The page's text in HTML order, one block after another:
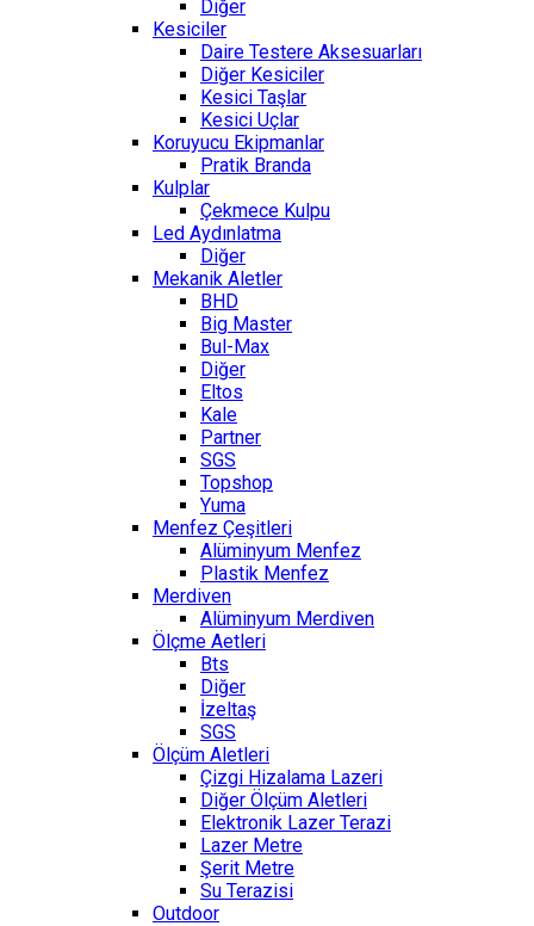
Diğer
Kesiciler
Daire Testere Aksesuarları
Diğer Kesiciler
Kesici Taşlar
Kesici Uçlar
Koruyucu Ekipmanlar
Pratik Branda
Kulplar
Çekmece Kulpu
Led Aydınlatma
Diğer
Mekanik Aletler
BHD
Big Master
Bul-Max
Diğer
Eltos
Kale
Partner
SGS
Topshop
Yuma
Menfez Çeşitleri
Alüminyum Menfez
Plastik Menfez
Merdiven
Alüminyum Merdiven
Ölçme Aetleri
Bts
Diğer
İzeltaş
SGS
Ölçüm Aletleri
Çizgi Hizalama Lazeri
Diğer Ölçüm Aletleri
Elektronik Lazer Terazi
Lazer Metre
Şerit Metre
Su Terazisi
Outdoor